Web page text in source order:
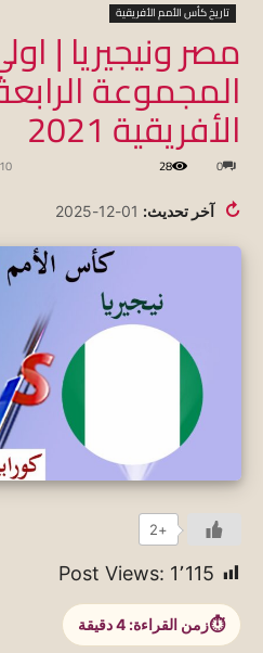
تاريخ كأس الأمم الأفريقية
مصر ونيجيريا |
المجموعة
الأفريقية 2021
0
28
↻ آخر تحديث: 01-12-2025
+2
Post Views: 1٬115
زمن القراءة: 4دقيقة